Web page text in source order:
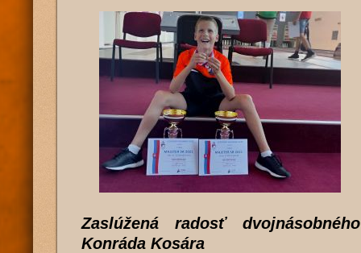
Zaslúžená radosť
Konráda Kosára